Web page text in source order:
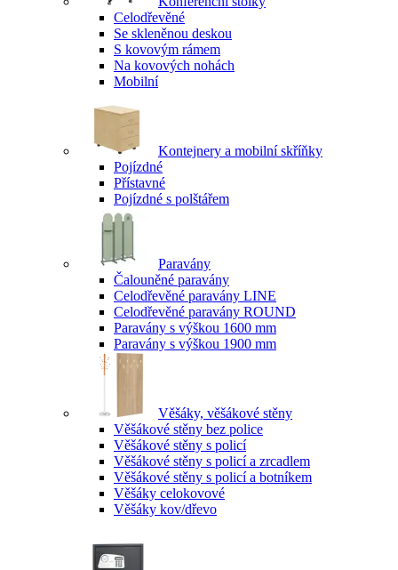
Celodřevěné
Se skleněnou deskou
S kovovým rámem
Na kovových nohách
Mobilní
Kontejnery a mobilní skříňky
Pojízdné
Přístavné
Pojízdné s polštářem
Paravány
Čalouněné paravány
Celodřevěné paravány LINE
Celodřevěné paravány ROUND
Paravány s výškou 1600 mm
Paravány s výškou 1900 mm
Věšáky, věšákové stěny
Věšákové stěny bez police
Věšákové stěny s policí
Věšákové stěny s policí a zrcadlem
Věšákové stěny s policí a botníkem
Věšáky celokovové
Věšáky kov/dřevo